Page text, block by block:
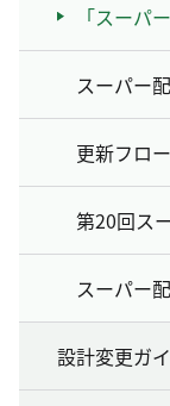
「スーパ
スーパー
更新フロ
第20回ス
スーパー
設計変更ガ